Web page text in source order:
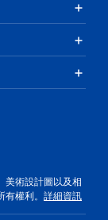
美術設計圖以及相
權利。 詳細資訊